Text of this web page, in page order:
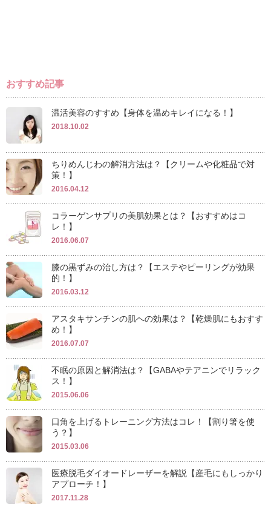
おすすめ記事
温活美容のすすめ【身体を温めキレイになる！】
2018.10.02
ちりめんじわの解消方法は？【クリームや化粧品で対
策！】
2016.04.12
コラーゲンサプリの美肌効果とは？【おすすめはコ
レ！】
2016.06.07
膝の黒ずみの治し方は？【エステやピーリングが効果
的！】
2016.03.12
アスタキサンチンの肌への効果は？【乾燥肌にもおすす
め！】
2016.07.07
不眠の原因と解消法は？【GABAやテアニンでリラック
ス！】
2015.06.06
口角を上げるトレーニング方法はコレ！【割り箸を使
う？】
2015.03.06
医療脱毛ダイオードレーザーを解説【産毛にもしっかり
アプローチ！】
2017.11.28